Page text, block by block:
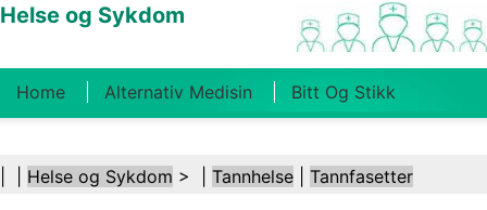
Helse og Sykdom
Home Alternativ Medisin Bitt Og Stikk
Kosthold Og Ernæring Familiehelse
Helse og Sykdom > | Tannhelse Tannfasetter